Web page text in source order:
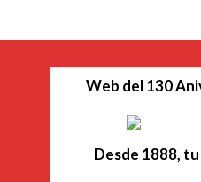
Web del 130
Desde 1888,